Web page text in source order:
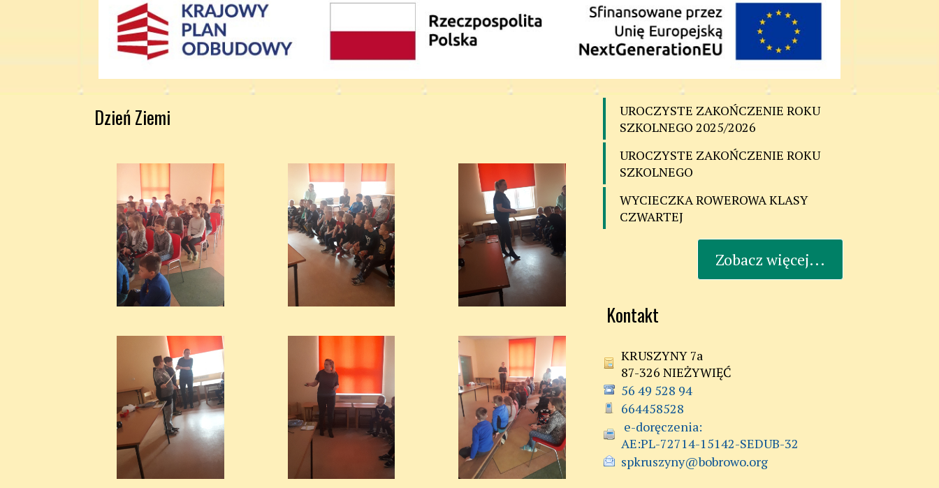
Dzień Ziemi
UROCZYSTE ZAKOŃCZENIE ROKU
SZKOLNEGO 2025/2026
UROCZYSTE ZAKOŃCZENIE ROKU
SZKOLNEGO
WYCIECZKA ROWEROWA KLASY
CZWARTEJ
Zobacz więcej...
Kontakt
KRUSZYNY 7a
87-326 NIEŻYWIĘĆ
56 49 528 94
664458528
AE:PL-72714-15142-SEDUB-32
spkruszyny@bobrowo.org